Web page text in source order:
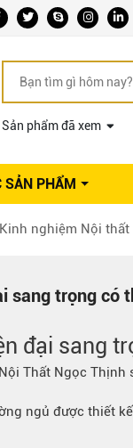
Sản phẩm đã xem
SẢN PHẨM
Kinh nghiệm Nội thất
sang trọng có
đại sang
Nội Thất Ngọc Thịnh
ngủ được thiết